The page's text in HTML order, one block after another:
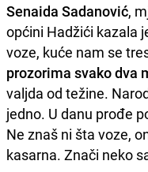
Senaida Sadanović,
općini Hadžići kazala
voze, kuće nam se
prozorima svako dva
valjda od težine.
jedno. U danu prođe
Ne znaš ni šta voze,
kasarna. Znači neko